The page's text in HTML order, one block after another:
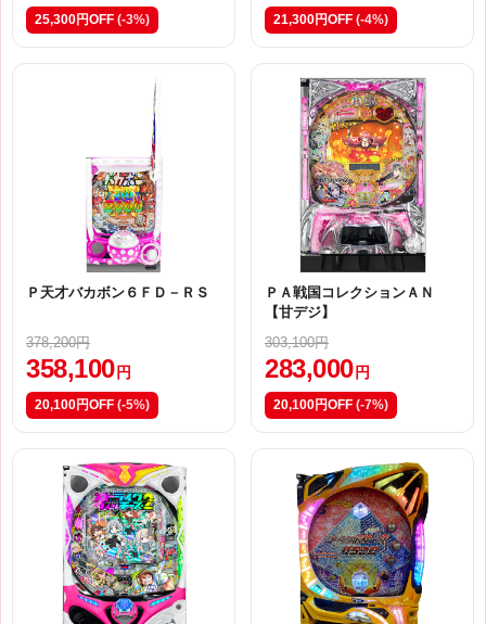
25,300円OFF (-3%) 21,300円OFF (-4%)
Ｐ天才バカボン６ＦＤ－ＲＳ
378,200円
358,100 円
20,100円OFF (-5%)
ＰＡ戦国コレクションＡＮ
【甘デジ】
303,100円
283,000 円
20,100円OFF (-7%)